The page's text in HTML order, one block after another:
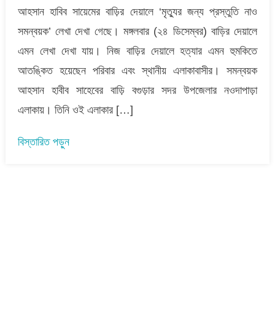
সমন্বয়কদের
বাড়ির
দেয়ালে
লেখা
‘মৃত্যুর
জন্য
আহসান হাবিব সায়েমের বাড়ির দেয়ালে ‘মৃত্যুর জন্য প্রস্তুতি নাও
সমন্বয়ক’ লেখা দেখা গেছে। মঙ্গলবার (২৪ ডিসেম্বর) বাড়ির দেয়ালে
এমন লেখা দেখা যায়। নিজ বাড়ির দেয়ালে হত্যার এমন হুমকিতে
আতঙ্কিত হয়েছেন পরিবার এবং স্থানীয় এলাকাবাসীর। সমন্বয়ক
আহসান হাবীব সাহেবের বাড়ি বগুড়ার সদর উপজেলার নওদাপাড়া
এলাকায়। তিনি ওই এলাকার […]
বিস্তারিত পড়ুন